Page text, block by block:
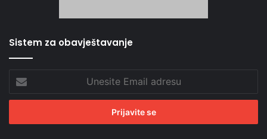
Sistem za obavještavanje
Unesite
Email
adresu